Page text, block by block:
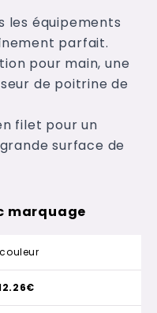
les équipements
parfait.
pour main, une
de poitrine de
filet pour un
surface de
marquage
couleur